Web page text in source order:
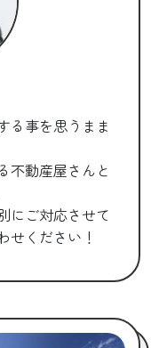
る事を思うまま
不動産屋さんと
にご対応させて
せください！